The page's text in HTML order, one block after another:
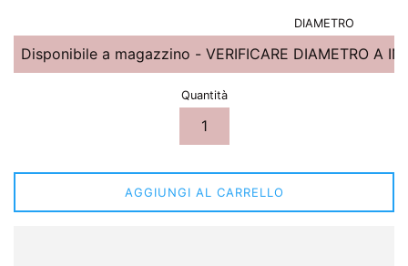
DIAMETRO
Quantità
AGGIUNGI AL CARRELLO